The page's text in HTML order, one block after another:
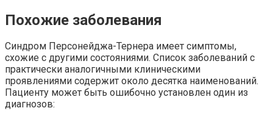
Похожие заболевания
Синдром Персонейджа-Тернера имеет симптомы,
схожие с другими состояниями. Список заболеваний с
практически аналогичными клиническими
проявлениями содержит около десятка наименований.
Пациенту может быть ошибочно установлен один из
диагнозов: